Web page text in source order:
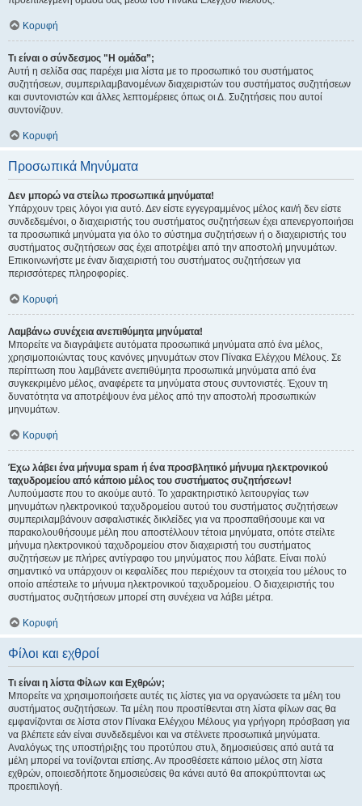
Κορυφή
Τι είναι ο σύνδεσμος "Η ομάδα”;
Αυτή η σελίδα σας παρέχει μια λίστα με το προσωπικό του συστήματος
συζητήσεων, συμπεριλαμβανομένων διαχειριστών του συστήματος συζητήσεων
και συντονιστών και άλλες λεπτομέρειες όπως οι Δ. Συζητήσεις που αυτοί
συντονίζουν.
Κορυφή
Προσωπικά Μηνύματα
Δεν μπορώ να στείλω προσωπικά μηνύματα!
Υπάρχουν τρεις λόγοι για αυτό. Δεν είστε εγγεγραμμένος μέλος και/ή δεν είστε
συνδεδεμένοι, ο διαχειριστής του συστήματος συζητήσεων έχει απενεργοποιήσει
τα προσωπικά μηνύματα για όλο το σύστημα συζητήσεων ή ο διαχειριστής του
συστήματος συζητήσεων σας έχει αποτρέψει από την αποστολή μηνυμάτων.
Επικοινωνήστε με έναν διαχειριστή του συστήματος συζητήσεων για
περισσότερες πληροφορίες.
Κορυφή
Λαμβάνω συνέχεια ανεπιθύμητα μηνύματα!
Μπορείτε να διαγράψετε αυτόματα προσωπικά μηνύματα από ένα μέλος,
χρησιμοποιώντας τους κανόνες μηνυμάτων στον Πίνακα Ελέγχου Μέλους. Σε
περίπτωση που λαμβάνετε ανεπιθύμητα προσωπικά μηνύματα από ένα
συγκεκριμένο μέλος, αναφέρετε τα μηνύματα στους συντονιστές. Έχουν τη
δυνατότητα να αποτρέψουν ένα μέλος από την αποστολή προσωπικών
μηνυμάτων.
Κορυφή
Έχω λάβει ένα μήνυμα spam ή ένα προσβλητικό μήνυμα ηλεκτρονικού
ταχυδρομείου από κάποιο μέλος του συστήματος συζητήσεων!
Λυπούμαστε που το ακούμε αυτό. Το χαρακτηριστικό λειτουργίας των
μηνυμάτων ηλεκτρονικού ταχυδρομείου αυτού του συστήματος συζητήσεων
συμπεριλαμβάνουν ασφαλιστικές δικλείδες για να προσπαθήσουμε και να
παρακολουθήσουμε μέλη που αποστέλλουν τέτοια μηνύματα, οπότε στείλτε
μήνυμα ηλεκτρονικού ταχυδρομείου στον διαχειριστή του συστήματος
συζητήσεων με πλήρες αντίγραφο του μηνύματος που λάβατε. Είναι πολύ
σημαντικό να υπάρχουν οι κεφαλίδες που περιέχουν τα στοιχεία του μέλους το
οποίο απέστειλε το μήνυμα ηλεκτρονικού ταχυδρομείου. Ο διαχειριστής του
συστήματος συζητήσεων μπορεί στη συνέχεια να λάβει μέτρα.
Κορυφή
Φίλοι και εχθροί
Τι είναι η λίστα Φίλων και Εχθρών;
Μπορείτε να χρησιμοποιήσετε αυτές τις λίστες για να οργανώσετε τα μέλη του
συστήματος συζητήσεων. Τα μέλη που προστίθενται στη λίστα φίλων σας θα
εμφανίζονται σε λίστα στον Πίνακα Ελέγχου Μέλους για γρήγορη πρόσβαση για
να βλέπετε εάν είναι συνδεδεμένοι και να στέλνετε προσωπικά μηνύματα.
Αναλόγως της υποστήριξης του προτύπου στυλ, δημοσιεύσεις από αυτά τα
μέλη μπορεί να τονίζονται επίσης. Αν προσθέσετε κάποιο μέλος στη λίστα
εχθρών, οποιεσδήποτε δημοσιεύσεις θα κάνει αυτό θα αποκρύπτονται ως
προεπιλογή.